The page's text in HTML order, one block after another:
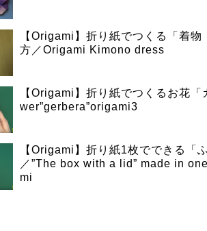
【Origami】折り紙でつくる「着物
方／Origami Kimono dress
【Origami】折り紙でつくるお花
wer”gerbera”origami3
【Origami】折り紙1枚でできる「
／”The box with a lid” made in
mi